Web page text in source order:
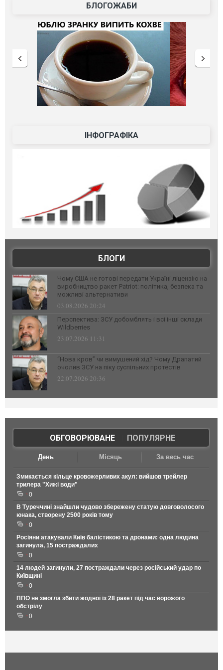
БЛОГОЖАБИ
ІНФОГРАФІКА
БЛОГИ
Чому США не готові передати Україні ліцензію на
виробництво ракет Patriot: політика, безпека та
можливі альтернативи
03.08.2026 20:24
Перспектива: ЗСУ добомблять і всі інші склади
Wildberries
23.07.2026 11:31
“Нова кров” чи вимушений хід? Чому Драпатий
очолив ЗСУ на піку суспільних протестів
22.07.2026 20:36
ОБГОВОРЮВАНЕ| ПОПУЛЯРНЕ
День Місяць За весь час
Змикається кільце кровожерливих акул: вийшов трейлер
трилера "Хижі води"
0
В Туреччині знайшли чудово збережену статую довговолосого
юнака, створену 2500 років тому
0
Росіяни атакували Київ балістикою та дронами: одна людина
загинула, 15 постраждалих
0
14 людей загинули, 27 постраждали через російський удар по
Київщині
0
ППО не змогла збити жодної із 28 ракет під час ворожого
обстрілу
0